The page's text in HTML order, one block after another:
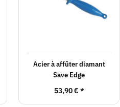
Acier à affûter diamant
Save Edge
53,90 € *